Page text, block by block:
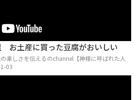
土産に買った豆腐がおいしい
楽しさを伝えるのchannel【神様に呼ばれた人
03